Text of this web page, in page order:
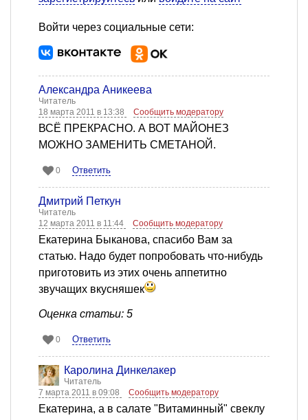
Войти через социальные сети:
Александра Аникеева
Читатель
18 марта 2011 в 13:38
Сообщить модератору
ВСЁ ПРЕКРАСНО. А ВОТ МАЙОНЕЗ
МОЖНО ЗАМЕНИТЬ СМЕТАНОЙ.
0 Ответить
Дмитрий Петкун
Читатель
12 марта 2011 в 11:44
Сообщить модератору
Екатерина Быканова, спасибо Вам за
статью. Надо будет попробовать что-нибудь
приготовить из этих очень аппетитно
звучащих вкусняшек
Оценка статьи: 5
0 Ответить
Каролина Динкелакер
Читатель
7 марта 2011 в 09:08
Сообщить модератору
Екатерина, а в салате "Витаминный" свеклу